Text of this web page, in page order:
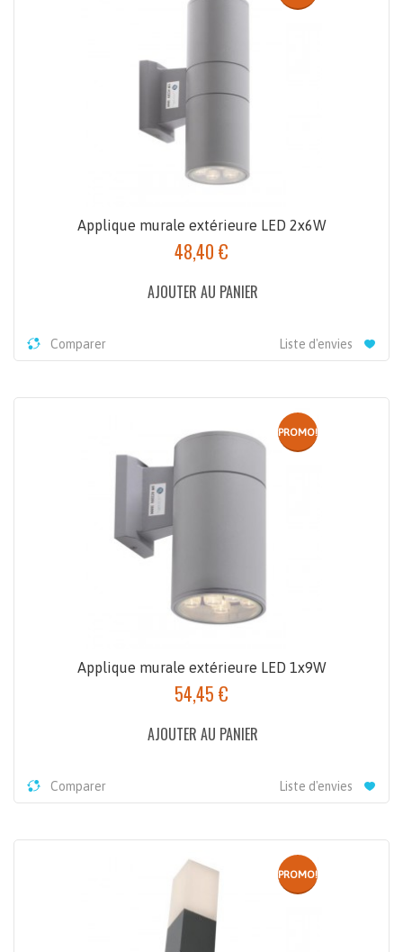
Applique murale extérieure LED 2x6W
48,40 €
AJOUTER AU PANIER
Liste d'envies
Comparer
PROMO!
Applique murale extérieure LED 1x9W
54,45 €
AJOUTER AU PANIER
Liste d'envies
Comparer
PROMO!